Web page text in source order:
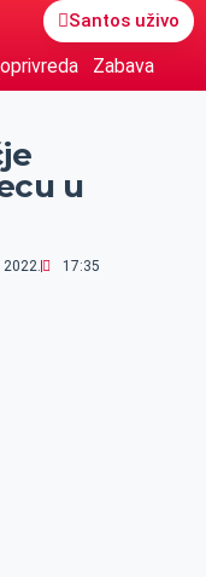
Santos uživo
Zabava
u
2022. 17:35